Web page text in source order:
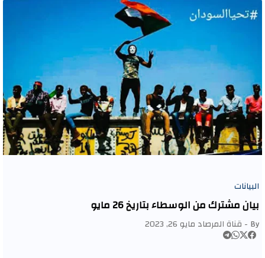
البيانات
‏بيان مشترك من الوسطاء بتاريخ 26 مايو
By - قناة المرصاد مايو 26, 2023